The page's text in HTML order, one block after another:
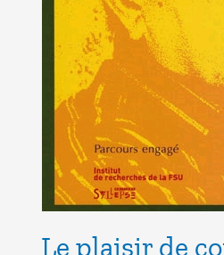
Le plaisir de